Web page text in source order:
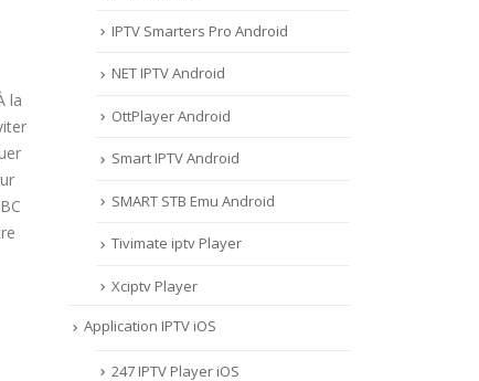
la
IPTV Smarters Pro Android
NET IPTV Android
OttPlayer Android
Smart IPTV Android
SMART STB Emu Android
Tivimate iptv Player
Xciptv Player
Application IPTV iOS
247 IPTV Player iOS